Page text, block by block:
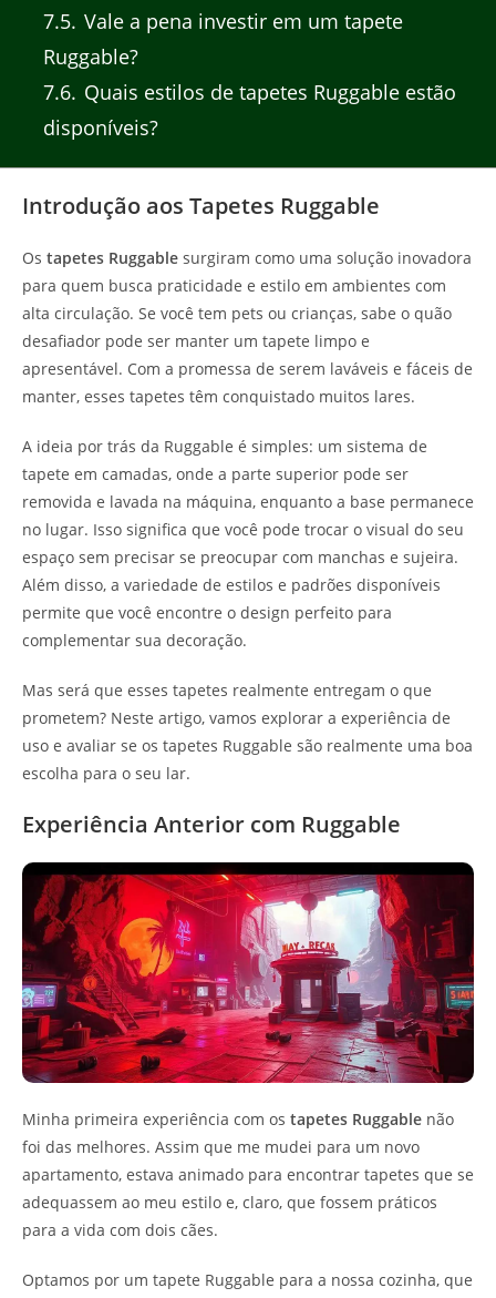
7.5 Vale a pena investir em um tapete
Ruggable?
7.6 Quais estilos de tapetes Ruggable estão
disponíveis?
Introdução aos Tapetes Ruggable
Os tapetes Ruggable surgiram como uma solução inovadora
para quem busca praticidade e estilo em ambientes com
alta circulação. Se você tem pets ou crianças, sabe o quão
desafiador pode ser manter um tapete limpo e
apresentável. Com a promessa de serem laváveis e fáceis de
manter, esses tapetes têm conquistado muitos lares.
A ideia por trás da Ruggable é simples: um sistema de
tapete em camadas, onde a parte superior pode ser
removida e lavada na máquina, enquanto a base permanece
no lugar. Isso significa que você pode trocar o visual do seu
espaço sem precisar se preocupar com manchas e sujeira.
Além disso, a variedade de estilos e padrões disponíveis
permite que você encontre o design perfeito para
complementar sua decoração.
Mas será que esses tapetes realmente entregam o que
prometem? Neste artigo, vamos explorar a experiência de
uso e avaliar se os tapetes Ruggable são realmente uma boa
escolha para o seu lar.
Experiência Anterior com Ruggable
Minha primeira experiência com os tapetes Ruggable não
foi das melhores. Assim que me mudei para um novo
apartamento, estava animado para encontrar tapetes que se
adequassem ao meu estilo e, claro, que fossem práticos
para a vida com dois cães.
Optamos por um tapete Ruggable para a nossa cozinha, que